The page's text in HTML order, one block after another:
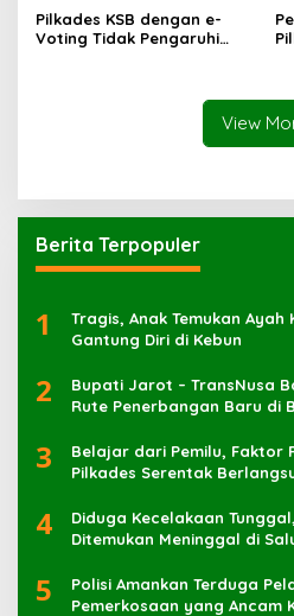
Pilkades KSB dengan e-
Voting Tidak Pengaruhi
View
Berita Terpopuler
1
Tragis, Anak Temukan Ayah
Gantung Diri di Kebun
2
Bupati Jarot – TransNusa
Rute Penerbangan Baru di
3
Belajar dari Pemilu, Faktor
Pilkades Serentak
4
Diduga Kecelakaan
Ditemukan Meninggal di
5
Polisi Amankan Terduga
Pemerkosaan yang Ancam